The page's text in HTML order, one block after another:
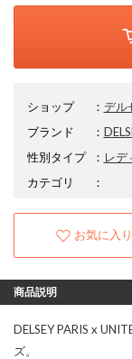
ショップ ： デル
ブランド
：
性別タイプ
： レデ
カテゴリ
：
お気に入
商品説明
DELSEY PARIS x
ズ。